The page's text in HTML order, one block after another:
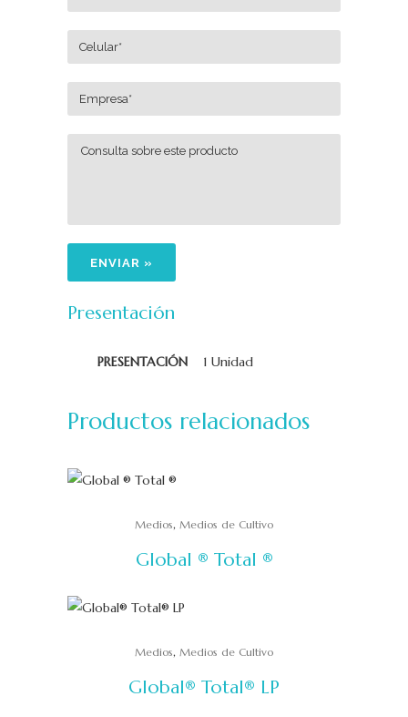
Presentación
PRESENTACIÓN 1 Unidad
Productos relacionados
Medios, Medios de Cultivo
Global ® Total ®
Medios, Medios de Cultivo
Global® Total® LP